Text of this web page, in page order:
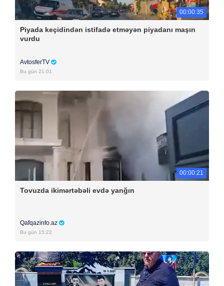
00:00:35
Piyada keçidindən istifadə etməyən piyadanı maşın
vurdu
AvtosferTV
Bu gün 21:01
00:00:21
Tovuzda ikimərtəbəli evdə yanğın
Qafqazinfo.az
Bu gün 15:22